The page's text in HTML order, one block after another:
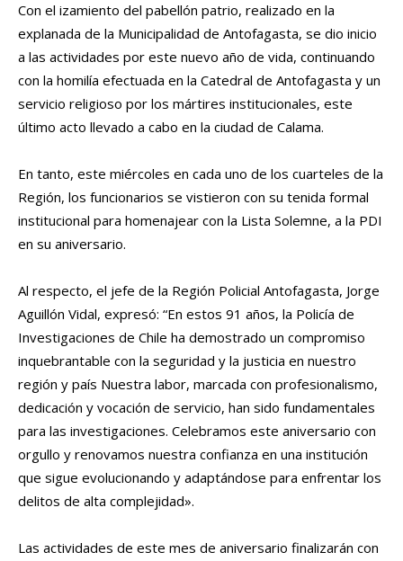
Con el izamiento del pabellón patrio, realizado en la
explanada de la Municipalidad de Antofagasta, se dio inicio
a las actividades por este nuevo año de vida, continuando
con la homilía efectuada en la Catedral de Antofagasta y un
servicio religioso por los mártires institucionales, este
último acto llevado a cabo en la ciudad de Calama.
En tanto, este miércoles en cada uno de los cuarteles de la
Región, los funcionarios se vistieron con su tenida formal
institucional para homenajear con la Lista Solemne, a la PDI
en su aniversario.
Al respecto, el jefe de la Región Policial Antofagasta, Jorge
Aguillón Vidal, expresó: “En estos 91 años, la Policía de
Investigaciones de Chile ha demostrado un compromiso
inquebrantable con la seguridad y la justicia en nuestro
región y país Nuestra labor, marcada con profesionalismo,
dedicación y vocación de servicio, han sido fundamentales
para las investigaciones. Celebramos este aniversario con
orgullo y renovamos nuestra confianza en una institución
que sigue evolucionando y adaptándose para enfrentar los
delitos de alta complejidad».
Las actividades de este mes de aniversario finalizarán con